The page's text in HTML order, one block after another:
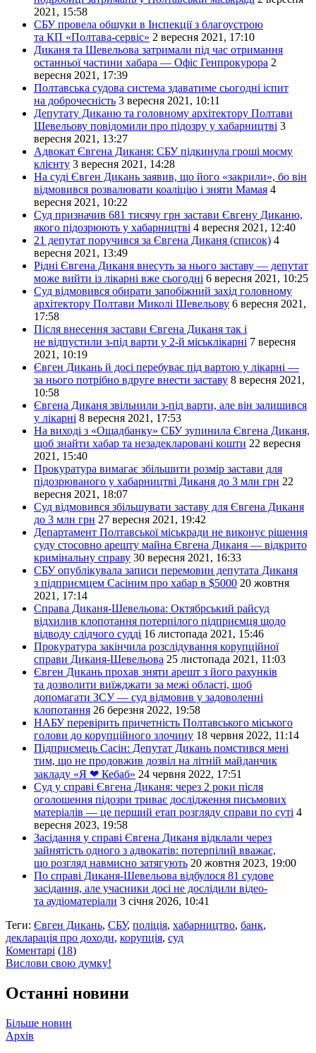
2021, 15:58
СБУ провела обшуки в Інспекції з благоустрою
та КП «Полтава-сервіс» 2 вересня 2021, 17:10
Диканя та Шевельова затримали під час отримання
останньої частини хабара — Офіс Генпрокурора 2
вересня 2021, 17:39
Полтавська судова система здаватиме сьогодні іспит
на доброчесність 3 вересня 2021, 10:11
Депутату Диканю та головному архітектору Полтави
Шевельову повідомили про підозру у хабарництві 3
вересня 2021, 13:27
Адвокат Євгена Диканя: СБУ підкинула гроші моєму
клієнту 3 вересня 2021, 14:28
На суді Євген Дикань заявив, що його «закрили», бо він
відмовився розвалювати коаліцію і зняти Мамая 4
вересня 2021, 10:22
Суд призначив 681 тисячу грн застави Євгену Диканю,
якого підозрюють у хабарництві 4 вересня 2021, 12:40
21 депутат поручився за Євгена Диканя (список) 4
вересня 2021, 13:49
Рідні Євгена Диканя внесуть за нього заставу — депутат
може вийти із лікарні вже сьогодні 6 вересня 2021, 10:25
Суд відмовився обирати запобіжний захід головному
архітектору Полтави Миколі Шевельову 6 вересня 2021,
17:58
Після внесення застави Євгена Диканя так і
не відпустили з-під варти у 2-й міськлікарні 7 вересня
2021, 10:19
Євген Дикань й досі перебуває під вартою у лікарні —
за нього потрібно вдруге внести заставу 8 вересня 2021,
10:58
Євгена Диканя звільнили з-під варти, але він залишився
у лікарні 8 вересня 2021, 17:53
На виході з «Ощадбанку» СБУ зупинила Євгена Диканя,
щоб знайти хабар та незадекларовані кошти 22 вересня
2021, 15:40
Прокуратура вимагає збільшити розмір застави для
підозрюваного у хабарництві Диканя до 3 млн грн 22
вересня 2021, 18:07
Суд відмовився збільшувати заставу для Євгена Диканя
до 3 млн грн 27 вересня 2021, 19:42
Департамент Полтавської міськради не виконує рішення
суду стосовно арешту майна Євгена Диканя — відкрито
кримінальну справу 30 вересня 2021, 16:33
СБУ опублікувала записи перемовин депутата Диканя
з підприємцем Сасіним про хабар в $5000 20 жовтня
2021, 17:14
Справа Диканя-Шевельова: Октябрський райсуд
відхилив клопотання потерпілого підприємця щодо
відводу слідчого судді 16 листопада 2021, 15:46
Прокуратура закінчила розслідування корупційної
справи Диканя-Шевельова 25 листопада 2021, 11:03
Євген Дикань прохав зняти арешт з його рахунків
та дозволити виїжджати за межі області, щоб
допомагати ЗСУ — суд відмовив у задоволенні
клопотання 26 березня 2022, 19:58
НАБУ перевірить причетність Полтавського міського
голови до корупційного злочину 18 червня 2022, 11:14
Підприємець Сасін: Депутат Дикань помстився мені
тим, що не продовжив дозвіл на літній майданчик
закладу «Я ❤ Кебаб» 24 червня 2022, 17:51
Суд у справі Євгена Диканя: через 2 роки після
оголошення підозри триває дослідження письмових
матеріалів — це перший етап розгляду справи по суті 4
вересня 2023, 19:58
Засідання у справі Євгена Диканя відклали через
зайнятість одного з адвокатів: потерпілий вважає,
що розгляд навмисно затягують 20 жовтня 2023, 19:00
По справі Диканя-Шевельова відбулося 81 судове
засідання, але учасники досі не дослідили відео-
та аудіоматеріали 3 січня 2026, 10:41
Теги: Євген Дикань, СБУ, поліція, хабарництво, банк,
декларація про доходи, корупція, суд
Коментарі (18)
Вислови свою думку!
Останні новини
Більше новин
Архів